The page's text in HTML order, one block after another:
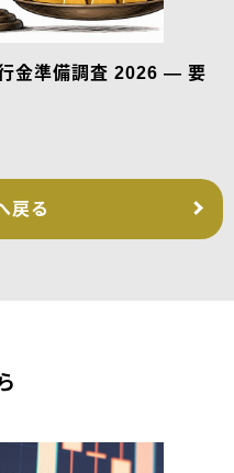
金準備調査 2026 — 要
戻る